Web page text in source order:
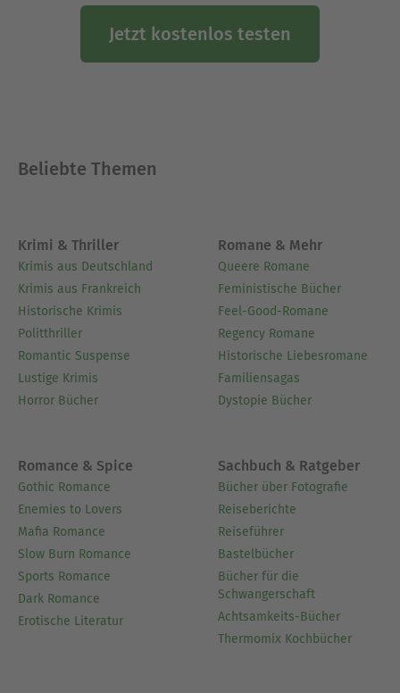
Jetzt kostenlos testen
Beliebte Themen
Krimi & Thriller
Krimis aus Deutschland
Krimis aus Frankreich
Historische Krimis
Politthriller
Romantic Suspense
Lustige Krimis
Horror Bücher
Romane & Mehr
Queere Romane
Feministische Bücher
Feel-Good-Romane
Regency Romane
Historische Liebesromane
Familiensagas
Dystopie Bücher
Romance & Spice
Gothic Romance
Enemies to Lovers
Mafia Romance
Slow Burn Romance
Sports Romance
Dark Romance
Erotische Literatur
Sachbuch & Ratgeber
Bücher über Fotografie
Reiseberichte
Reiseführer
Bastelbücher
Bücher für die
Schwangerschaft
Achtsamkeits-Bücher
Thermomix Kochbücher